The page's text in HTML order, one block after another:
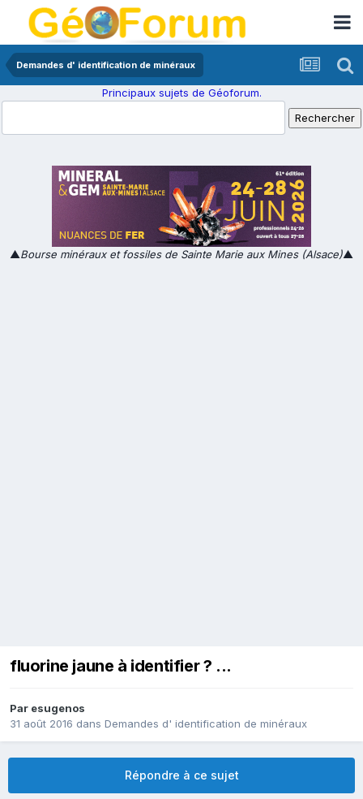
Demandes d' identification de minéraux
Principaux sujets de Géoforum.
▲Bourse minéraux et fossiles de Sainte Marie aux Mines (Alsace)▲
fluorine jaune à identifier ? ...
Par esugenos
31 août 2016 dans Demandes d' identification de minéraux
Répondre à ce sujet